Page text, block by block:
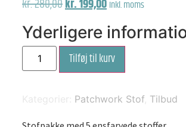
kr.280,00Den
oprindelige
pris
var:
kr. 280,00.
kr.199,00Den
aktuelle
pris
er:
kr. 199,00.
Inkl. moms
Yderligere
Pakke
-
stykker
ensfarvet
Tilføj til kurv
Kategorier: Patchwork Stof, Tilbud